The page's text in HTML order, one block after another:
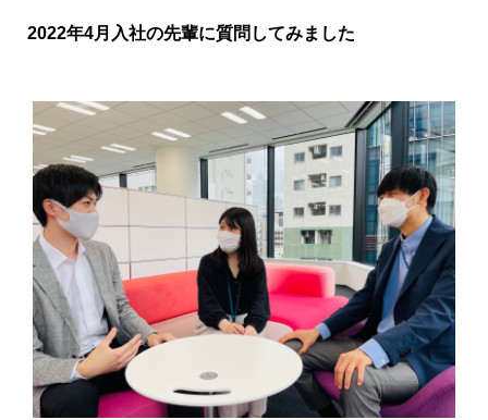
2022年4月入社の先輩に質問してみました